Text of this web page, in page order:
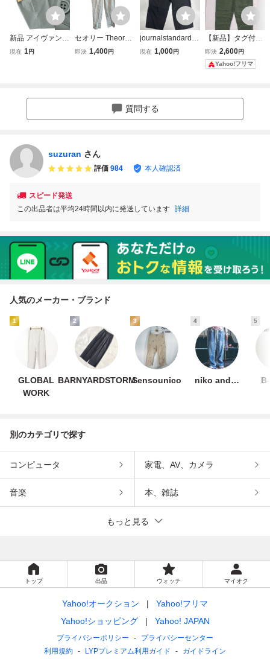
新品 アイヴァンホ
ー 接触冷感 リネ
現在 1円
セオリー Theory
イージーパンツ 麻
CF006 レディース
即決 1,400円
journalstandardlu
xeイージーパンツ
ラックス
現在 1,000円
【新品】タグ付き
ZARA ウエストゴ
ム リネンブレンド
パンツ カーキ S
即決 2,600円
Yahoo!フリマ
質問する
suzuran さん
評価 984 本人確認済
スピード発送
この出品者は平均24時間以内に発送しています 詳細
人気のメーカー・ブランド
1
GLOBAL
WORK
2
BARNYARDSTORM
3
Sensounico
4
niko and…
5
別のカテゴリで探す
コンピュータ 家電、AV、カメラ
音楽 本、雑誌
もっと見る
トップ 出品 ウォッチ マイオク
Yahoo!オークション
Yahoo!フリマ
Yahoo!ショッピング
Yahoo! JAPAN
プライバシーポリシー
プライバシーセンター
利用規約
LYPプレミアム利用ガイド ガイドライン